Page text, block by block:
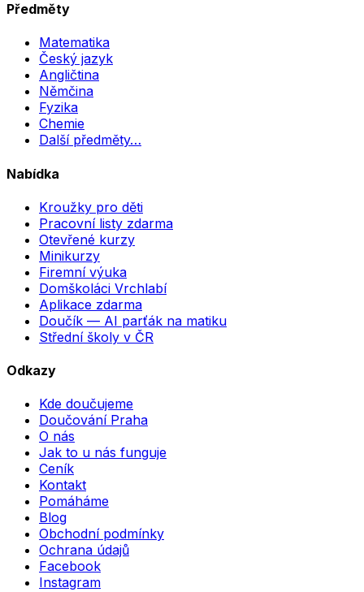
Předměty
Matematika
Český jazyk
Angličtina
Němčina
Fyzika
Chemie
Další předměty…
Nabídka
Kroužky pro děti
Pracovní listy zdarma
Otevřené kurzy
Minikurzy
Firemní výuka
Domškoláci Vrchlabí
Aplikace zdarma
Doučík — AI parťák na matiku
Střední školy v ČR
Odkazy
Kde doučujeme
Doučování Praha
O nás
Jak to u nás funguje
Ceník
Kontakt
Pomáháme
Blog
Obchodní podmínky
Ochrana údajů
Facebook
Instagram